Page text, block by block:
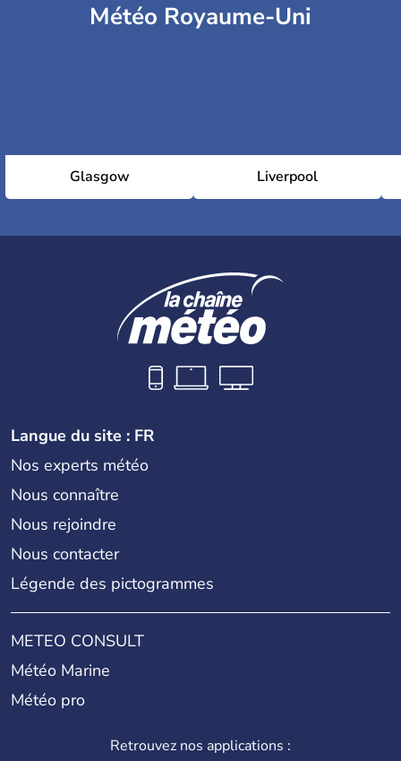
Météo Royaume-Uni
Glasgow Liverpool
Langue du site : FR
Nos experts météo
Nous connaître
Nous rejoindre
Nous contacter
Légende des pictogrammes
METEO CONSULT
Météo Marine
Météo pro
Retrouvez nos applications :